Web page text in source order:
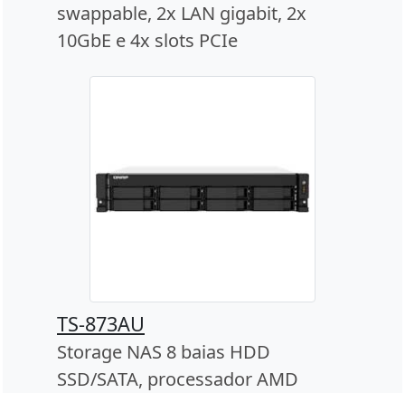
swappable, 2x LAN gigabit, 2x
10GbE e 4x slots PCIe
TS-873AU
Storage NAS 8 baias HDD
SSD/SATA, processador AMD